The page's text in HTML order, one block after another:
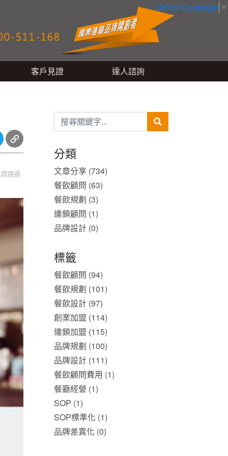
Select Language ▼
客戶見證 達人諮詢
通過
分類
文章分享 (734)
餐飲顧問 (63)
餐飲規劃 (3)
連鎖顧問 (1)
品牌設計 (0)
標籤
餐飲顧問 (94)
餐飲規劃 (101)
餐飲設計 (97)
創業加盟 (114)
連鎖加盟 (115)
品牌規劃 (100)
品牌設計 (111)
餐飲顧問費用 (1)
餐廳經營 (1)
SOP (1)
SOP標準化 (1)
品牌差異化 (0)